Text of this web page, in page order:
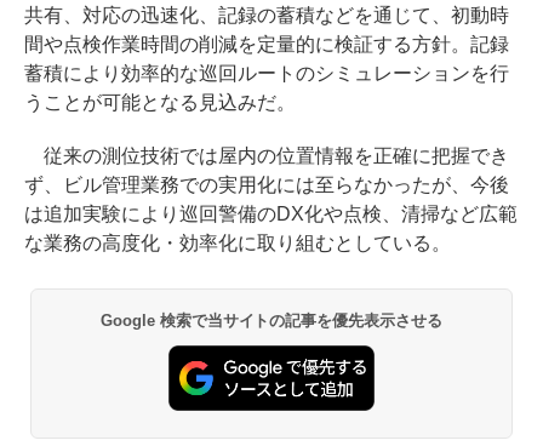
共有、対応の迅速化、記録の蓄積などを通じて、初動時
間や点検作業時間の削減を定量的に検証する方針。記録
蓄積により効率的な巡回ルートのシミュレーションを行
うことが可能となる見込みだ。
従来の測位技術では屋内の位置情報を正確に把握でき
ず、ビル管理業務での実用化には至らなかったが、今後
は追加実験により巡回警備のDX化や点検、清掃など広範
な業務の高度化・効率化に取り組むとしている。
Google 検索で当サイトの記事を優先表示させる